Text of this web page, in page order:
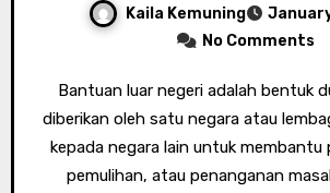
Kaila Kemuning
No Comments
Bantuan luar negeri adalah bentuk dukungan yang
diberikan oleh satu negara atau
kepada negara lain untuk membantu
pemulihan, atau penanganan